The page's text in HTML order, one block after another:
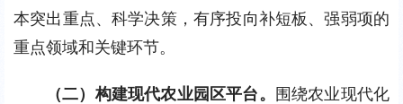
本突出重点、科学决策，有序投向补短板、强弱项的
重点领域和关键环节。
（二）构建现代农业园区平台。
围绕农业现代化